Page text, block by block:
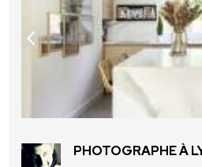
PHOTOGRAPHE À